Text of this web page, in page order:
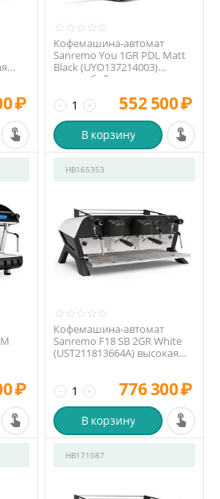
₽
Кофемашина-автомат
Sanremo You 1GR PDL Matt
Black (UYO137214003)
мультибойлерная
+
− 552 500₽
В корзину
₽
HB165353
Кофемашина-автомат
Sanremo F18 SB 2GR White
(UST211813664A) высокая
+
− 776 300₽
В корзину
HB171087